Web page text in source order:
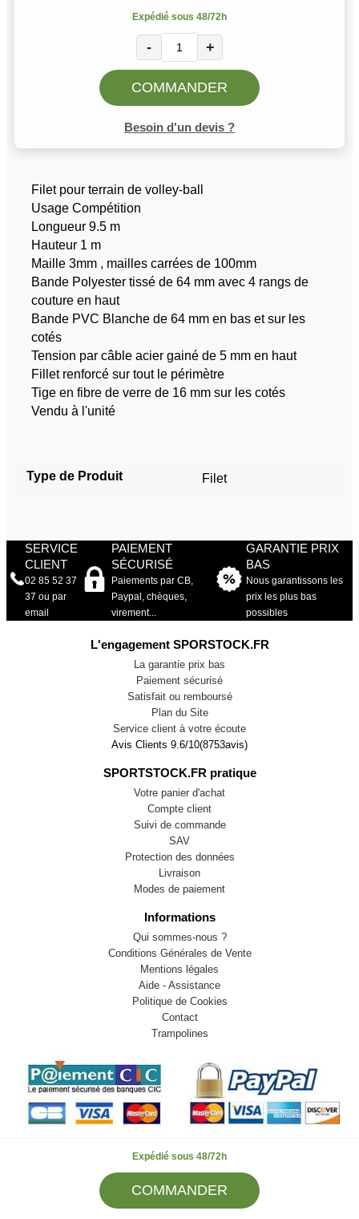
Expédié sous 48/72h
- +
COMMANDER
Besoin d'un devis ?
Expédié sous 48/72h
COMMANDER
Filet pour terrain de volley-ball
Usage Compétition
Longueur 9.5 m
Hauteur 1 m
Maille 3mm , mailles carrées de 100mm
Bande Polyester tissé de 64 mm avec 4 rangs de
couture en haut
Bande PVC Blanche de 64 mm en bas et sur les
cotés
Tension par câble acier gainé de 5 mm en haut
Fillet renforcé sur tout le périmètre
Tige en fibre de verre de 16 mm sur les cotés
Vendu à l'unité
Type de Produit Filet
SERVICE
CLIENT
02 85 52 37
37 ou par
email
PAIEMENT
SÉCURISÉ
Paiements par CB,
Paypal, chèques,
virement...
GARANTIE PRIX
BAS
Nous garantissons les
prix les plus bas
possibles
L'engagement SPORSTOCK.FR
La garantie prix bas
Paiement sécurisé
Satisfait ou remboursé
Plan du Site
Service client à votre écoute
Avis Clients 9.6/10(8753avis)
SPORTSTOCK.FR pratique
Votre panier d'achat
Compte client
Suivi de commande
SAV
Protection des données
Livraison
Modes de paiement
Informations
Qui sommes-nous ?
Conditions Générales de Vente
Mentions légales
Aide - Assistance
Politique de Cookies
Contact
Trampolines
© 2009-2026 LB82. Tous droits réservés - sportstock.fr -
SARL LB 82 - 13 Rue Louis Delage 44360 VIGNEUX DE